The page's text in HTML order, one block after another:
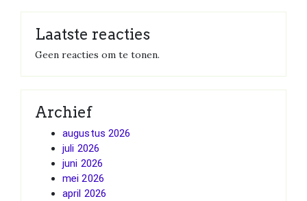
Laatste reacties
Geen reacties om te tonen.
Archief
augustus 2026
juli 2026
juni 2026
mei 2026
april 2026